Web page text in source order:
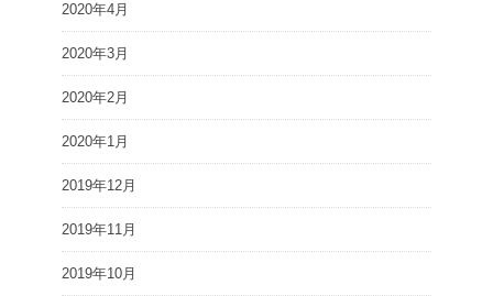
2020年4月
2020年3月
2020年2月
2020年1月
2019年12月
2019年11月
2019年10月